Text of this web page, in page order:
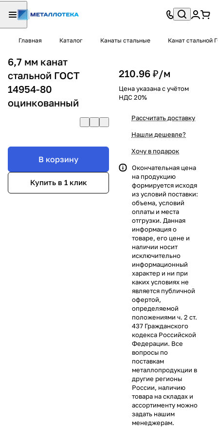
Главная Каталог Канаты стальные Канат стальной
6,7 мм канат
стальной ГОСТ
14954-80
оцинкованный
В корзину
Купить в 1 клик
210.96 ₽/м
Цена указана с учётом
НДС 20%
Рассчитать доставку
Нашли дешевле?
Хочу в подарок
Окончательная цена
на продукцию
формируется исходя
из условий поставки:
объема, условий
оплаты и места
отгрузки. Данная
информация о
товаре, его цене и
наличии носит
исключительно
информационный
характер и ни при
каких условиях не
является публичной
офертой,
определяемой
положениями ч. 2 ст.
437 Гражданского
кодекса Российской
Федерации. Все
вопросы по
поставкам
металлопродукции в
другие регионы
России, наличию
товара на складах и
ассортименту можно
задать нашим
менеджерам.